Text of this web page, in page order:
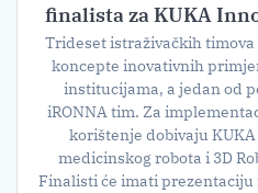
finalista za KUKA
Trideset istraživačkih
koncepte inovativnih
institucijama, a jedan od
iRONNA tim. Za
korištenje dobivaju
medicinskog robota i 3D
Finalisti će imati